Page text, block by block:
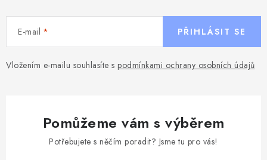
E-mail
Vložením e-mailu souhlasíte s podmínkami ochrany osobních údajů
PŘIHLÁSIT SE
Pomůžeme vám s výběrem
Potřebujete s něčím poradit? Jsme tu pro vás!